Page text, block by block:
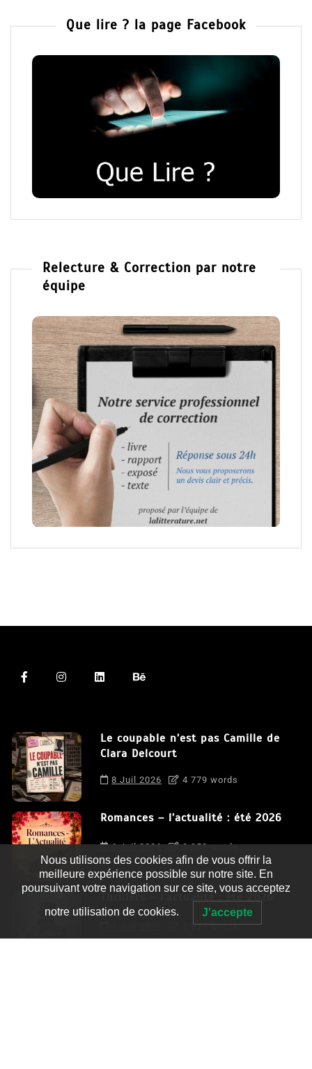
Que lire ? la page Facebook
Relecture & Correction par notre
équipe
Le coupable n’est pas Camille de
Clara Delcourt
8 Juil 2026 4 779 words
Romances – l’actualité : été 2026
6 Juil 2026 3 052 words
Thrillers – l’actualité : été 2026
2 995 words
Nous utilisons des cookies afin de vous offrir la
meilleure expérience possible sur notre site. En
poursuivant votre navigation sur ce site, vous acceptez
notre utilisation de cookies. J'accepte